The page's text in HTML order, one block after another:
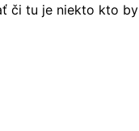
či tu je niekto kto